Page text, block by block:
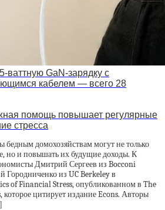
ваттную GaN-зарядку с
кабелем — всего 28
помощь повышает регулярные
стресса
бедным домохозяйствам могут не только
но и повышать их будущие доходы. К
Дмитрий Сергеев из Bocconi
из UC Berkeley в
of Financial Stress, опубликованном в The
цитирует издание Econs. Авторы